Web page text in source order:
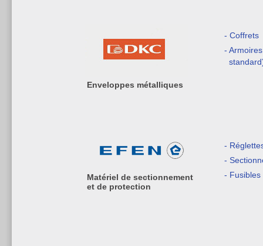
Enveloppes métalliques
- Coffrets
-
Matériel de sectionnement
et de protection
-
-
- Fusibles